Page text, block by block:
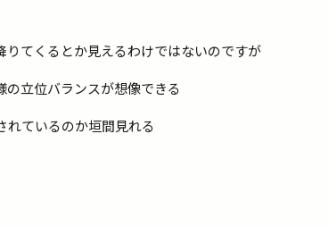
てくるとか見えるわけではないのですが
立位バランスが想像できる
れているのか垣間見れる